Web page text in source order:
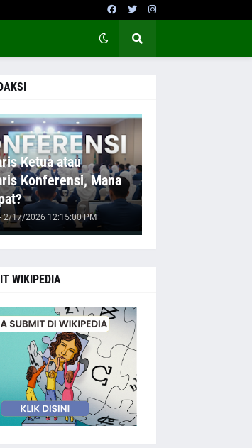
Ketua atau
Konferensi, Mana
2/17/2026 12:15:00 PM
WIKIPEDIA